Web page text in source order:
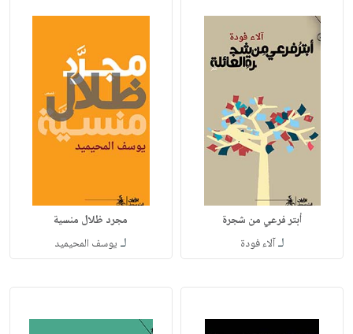
أبتر فرعي من شجرة
لـآلاء فودة
مجرد ظلال منسية
لـ يوسف المحيميد